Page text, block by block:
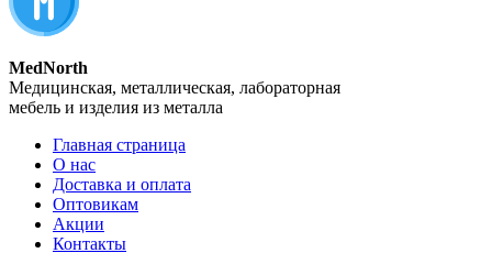
MedNorth
Медицинская, металлическая, лабораторная
мебель и изделия из металла
Главная страница
О нас
Доставка и оплата
Оптовикам
Акции
Контакты